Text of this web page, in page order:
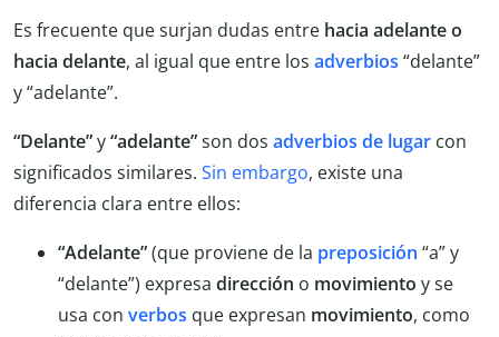
Es frecuente que surjan dudas entre hacia adelante o
hacia delante, al igual que entre los adverbios “delante”
y “adelante”.
“Delante”y“adelante”son dos adverbios de lugar con
significados similares. Sin embargo, existe una
diferencia clara entre ellos:
“Adelante”(que proviene de la preposición “a” y
“delante”) expresa dirección o movimiento y se
usa con verbos que expresan movimiento, como